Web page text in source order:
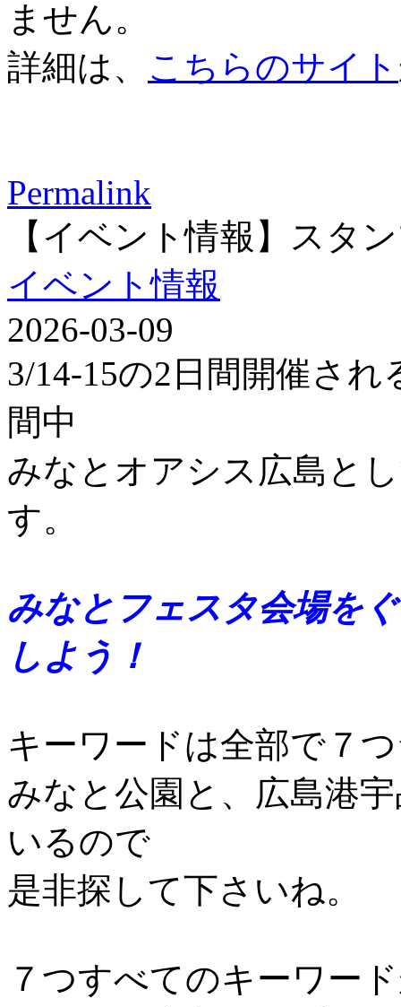
ません。
詳細は、 こちらのサイト
Permalink
【イベント情報】スタ
イベント情報
2026-03-09
3/14-15の2日間開催さ
間中
みなとオアシス広島と
す。
みなとフェスタ会場を
しよう！
キーワードは全部
みなと公園と、広島港
いるので
是非探して下さいね。
７つすべてのキーワー